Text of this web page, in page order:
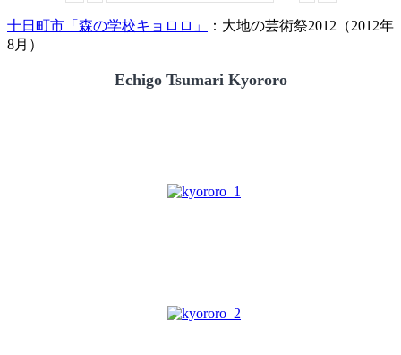
十日町市「森の学校キョロロ」
：大地の芸術祭2012（2012年
8月）
Echigo Tsumari Kyororo